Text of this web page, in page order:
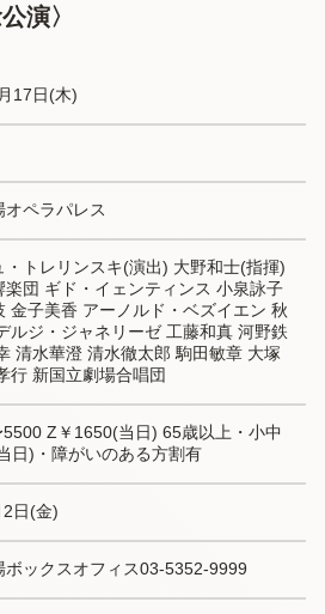
演〉
17日(木)
オペラパレス
・トレリンスキ(演出) 大野和士(指揮)
楽団 ギド・イェンティンス 小泉詠子
金子美香 アーノルド・ベズイエン 秋
ルジ・ジャネリーゼ 工藤和真 河野鉄
清水華澄 清水徹太郎 駒田敏章 大塚
行 新国立劇場合唱団
5500 Z￥1650(当日) 65歳以上・小中
日)・障がいのある方割有
日(金)
ボックスオフィス03-5352-9999